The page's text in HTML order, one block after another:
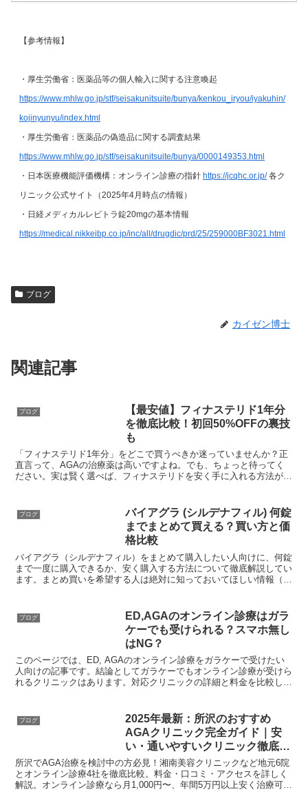
【参考情報】
・厚生労働省：医薬品等の個人輸入に関する注意喚起
https://www.mhlw.go.jp/stf/seisakunitsuite/bunya/kenkou_iryou/iyakuhin/
kojinyunyu/index.html
・厚生労働省：医薬品の偽造品に関する調査結果
https://www.mhlw.go.jp/stf/seisakunitsuite/bunya/0000149353.html
・日本医療機能評価機構：オンライン診療の指針 https://jcqhc.or.jp/各ク
リニック公式サイト（2025年4月時点の情報）
・日経メディカルレビトラ錠20mgの基本情報
https://medical.nikkeibp.co.jp/inc/all/drugdic/prd/25/259000BF3021.html
ブログ
カイゼン博士
関連記事
ブログ
【最安値】フィナステリド1年分
を徹底比較！初回50%OFFの裏技
も
「フィナステリド1年分」をどこで買うべきか迷っていませんか？正
直言って、AGAの治療薬は高いですよね。でも、ちょっと待ってく
ださい。実は賢く選べば、フィナステリドを安く手に入れる方法があ
ブログ
バイアグラ (シルデナフィル) 何錠
までまとめて買える？買い方と価
格比較
バイアグラ（シルデナフィル）をまとめて購入したい人向けに、何錠
まで一度に購入できるか、安く購入する方法について徹底解説してい
ます。まとめ買いを希望する人は絶対に知っておいてほしい情報（お
ブログ
ED,AGAのオンライン診療はガラ
ケーでも受けられる？スマホ無し
はNG？
このページでは、ED, AGAのオンライン診療をガラケーで受けたい
人向けの記事です。結論としてガラケーでもオンライン診療が受けら
れるクリニックはあります。対応クリニックの詳細と料金を比較して
ブログ
2025年最新：所沢のおすすめ
AGAクリニック完全ガイド｜安
い・通いやすいクリニック徹底比
較
所沢でAGA治療を検討中の方必見！湘南美容クリニックなど地元6院
とオンライン診療4社を徹底比較。料金・口コミ・アクセスを詳しく
解説。オンライン診療なら月1,000円〜、年間5万円以上安く治療可